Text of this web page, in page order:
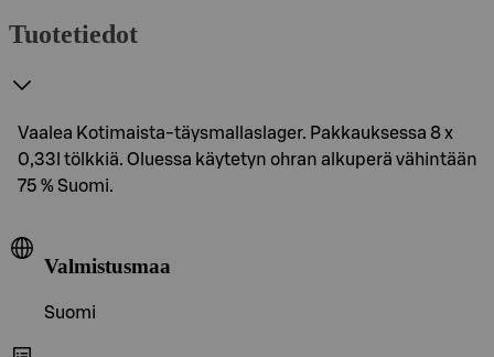
Tuotetiedot
Vaalea Kotimaista-täysmallaslager. Pakkauksessa 8 x
0,33l tölkkiä. Oluessa käytetyn ohran alkuperä vähintään
75 % Suomi.
Valmistusmaa
Suomi